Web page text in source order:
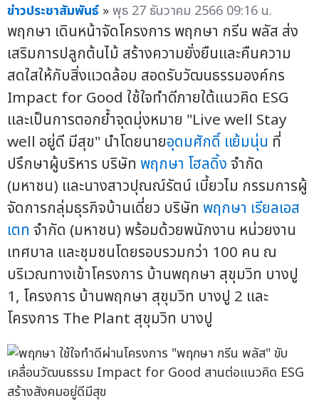
ข่าวประชาสัมพันธ์ »พุธ 27 ธันวาคม 2566 09:16 น.
พฤกษา เดินหน้าจัดโครงการ พฤกษา กรีน พลัส ส่ง
เสริมการปลูกต้นไม้ สร้างความยั่งยืนและคืนความ
สดใสให้กับสิ่งแวดล้อม สอดรับวัฒนธรรมองค์กร
Impact for Good ใช้ใจทำดีภายใต้แนวคิด ESG
และเป็นการตอกย้ำจุดมุ่งหมาย "Live well Stay
well อยู่ดี มีสุข" นำโดยนายอุดมศักดิ์ แย้มนุ่น ที่
ปรึกษาผู้บริหาร บริษัท พฤกษา โฮลดิ้งจำกัด
(มหาชน) และนางสาวปุณณ์รัตน์ เบี้ยวไม กรรมการผู้
จัดการกลุ่มธุรกิจบ้านเดี่ยว บริษัท พฤกษา เรียลเอส
เตท จำกัด (มหาชน) พร้อมด้วยพนักงาน หน่วยงาน
เทศบาล และชุมชนโดยรอบรวมกว่า 100 คน ณ
บริเวณทางเข้าโครงการ บ้านพฤกษา สุขุมวิท บางปู
1, โครงการ บ้านพฤกษา สุขุมวิท บางปู 2 และ
โครงการ The Plant สุขุมวิท บางปู